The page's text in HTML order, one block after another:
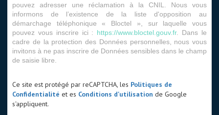
pouvez adresser une réclamation à la CNIL. Nous vous
informons de l’existence de la liste d'opposition au
démarchage téléphonique « Bloctel », sur laquelle vous
pouvez vous inscrire ici : https://www.bloctel.gouv.fr. Dans le
cadre de la protection des Données personnelles, nous vous
invitons à ne pas inscrire de Données sensibles dans le champ
de saisie libre.
Ce site est protégé par reCAPTCHA, les Politiques de
Confidentialité et es Conditions d'utilisation de Google
s'appliquent.